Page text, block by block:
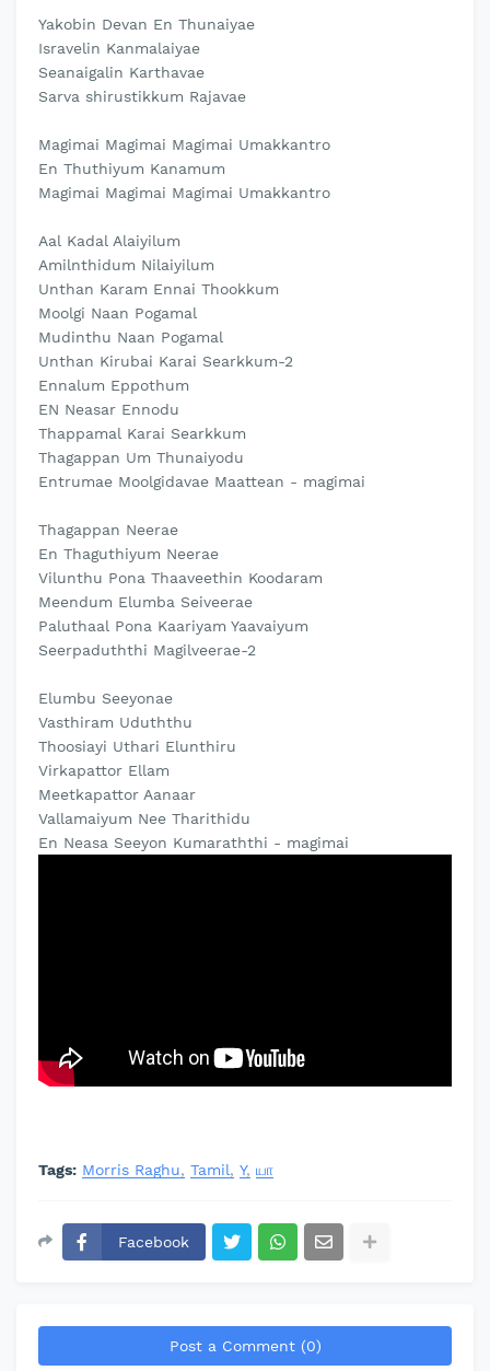
Yakobin Devan En Thunaiyae
Isravelin Kanmalaiyae
Seanaigalin Karthavae
Sarva shirustikkum Rajavae
Magimai Magimai Magimai Umakkantro
En Thuthiyum Kanamum
Magimai Magimai Magimai Umakkantro
Aal Kadal Alaiyilum
Amilnthidum Nilaiyilum
Unthan Karam Ennai Thookkum
Moolgi Naan Pogamal
Mudinthu Naan Pogamal
Unthan Kirubai Karai Searkkum-2
Ennalum Eppothum
EN Neasar Ennodu
Thappamal Karai Searkkum
Thagappan Um Thunaiyodu
Entrumae Moolgidavae Maattean - magimai
Thagappan Neerae
En Thaguthiyum Neerae
Vilunthu Pona Thaaveethin Koodaram
Meendum Elumba Seiveerae
Paluthaal Pona Kaariyam Yaavaiyum
Seerpaduththi Magilveerae-2
Elumbu Seeyonae
Vasthiram Uduththu
Thoosiayi Uthari Elunthiru
Virkapattor Ellam
Meetkapattor Aanaar
Vallamaiyum Nee Tharithidu
En Neasa Seeyon Kumaraththi - magimai
Tags: Morris Raghu Tamil Y யா
Facebook
Post a Comment (0)